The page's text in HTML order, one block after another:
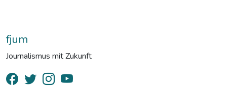
fjum
Journalismus mit Zukunft